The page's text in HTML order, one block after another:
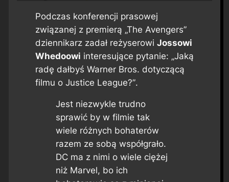
Podczas konferencji prasowej
związanej z premierą „The Avengers”
dziennikarz zadał reżyserowi Jossowi
Whedoowi interesujące pytanie: „Jaką
radę dałbyś Warner Bros. dotyczącą
filmu o Justice League?”.
Jest niezwykle trudno
sprawić by w filmie tak
wiele różnych bohaterów
razem ze sobą współgrało.
DC ma z nimi o wiele ciężej
niż Marvel, bo ich